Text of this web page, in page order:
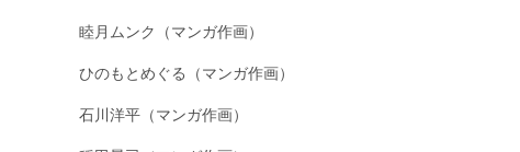
睦月ムンク（マンガ作画）
ひのもとめぐる（マンガ作画）
石川洋平（マンガ作画）